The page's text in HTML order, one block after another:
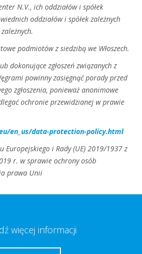
N.V., ich oddziałów i spółek
oddziałów i spółek zależnych
podmiotów z siedzibą we Włoszech.
dokonujące zgłoszeń związanych z
powinny zasięgnąć porady przed
zgłoszenia, ponieważ anonimowe
ochronie przewidzianej w prawie
en_us/data-protection-policy.html
Europejskiego i Rady (UE) 2019/1937 z
r. w sprawie ochrony osób
prawa Unii
więcej informacji